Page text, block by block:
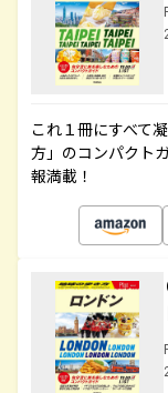
これ１冊にすべて
方」のコンパクト
報満載！